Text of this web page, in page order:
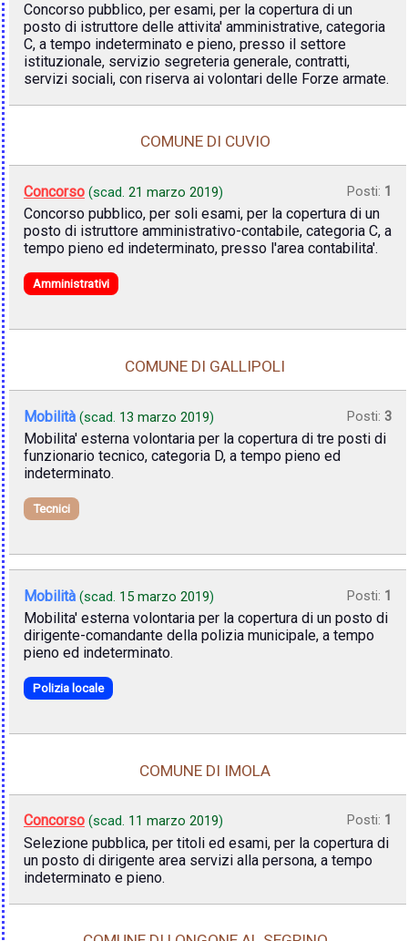
Concorso pubblico, per esami, per la copertura di un
posto di istruttore delle attivita' amministrative, categoria
C, a tempo indeterminato e pieno, presso il settore
istituzionale, servizio segreteria generale, contratti,
servizi sociali, con riserva ai volontari delle Forze armate.
COMUNE DI CUVIO
Concorso (scad. 21 marzo 2019) Posti: 1
Concorso pubblico, per soli esami, per la copertura di un
posto di istruttore amministrativo-contabile, categoria C, a
tempo pieno ed indeterminato, presso l'area contabilita'.
Amministrativi
COMUNE DI GALLIPOLI
Mobilità (scad. 13 marzo 2019) Posti: 3
Mobilita' esterna volontaria per la copertura di tre posti di
funzionario tecnico, categoria D, a tempo pieno ed
indeterminato.
Tecnici
Mobilità (scad. 15 marzo 2019) Posti: 1
Mobilita' esterna volontaria per la copertura di un posto di
dirigente-comandante della polizia municipale, a tempo
pieno ed indeterminato.
Polizia locale
COMUNE DI IMOLA
Concorso (scad. 11 marzo 2019) Posti: 1
Selezione pubblica, per titoli ed esami, per la copertura di
un posto di dirigente area servizi alla persona, a tempo
indeterminato e pieno.